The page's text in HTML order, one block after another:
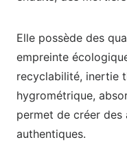
Elle possède des
empreinte
recyclabilité, inertie
hygrométrique,
permet de créer des
authentiques.